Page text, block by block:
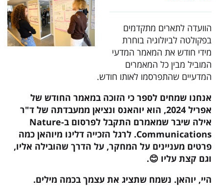
הוועדה לתארים מתקדמים
בפקולטה לביולוגיה בוחרת
מידי חודש את המאמר המדעי
המוביל מבין כל המאמרים
המדעיים שהתפרסמו לאותו חודש.
אנחנו שמחים לספר כי הזוכה במאמר החודש של
אפריל 2024, הוא יוהאנס ונציאן ממעבדתה של ד"ר
אילה שיבר שמאמרם התקבל לפרסום ב-Nature
Communications. לרגל הזכייה דלינו מיוהאן כמה
פרטים מעניינים על המחקר, על הדרך שהובילה אליו,
וגם קצת עליו 😊.
היי, יוהאן. נשמח שתציג את עצמך בכמה מילים.